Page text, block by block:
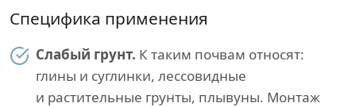
Специфика применения
Слабый грунт. К таким почвам относят:
глины и суглинки, лессовидные
и растительные грунты, плывуны. Монтаж